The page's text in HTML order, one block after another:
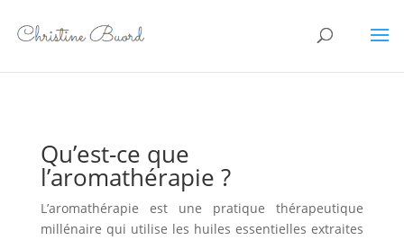
Qu’est-ce que
l’aromathérapie ?
L’aromathérapie est une pratique thérapeutique
millénaire qui utilise les huiles essentielles extraites